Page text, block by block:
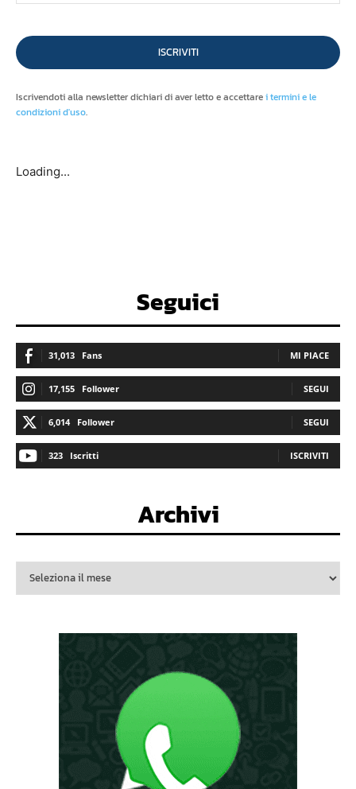
ISCRIVITI
Iscrivendoti alla newsletter dichiari di aver letto e accettarei termini e le
condizioni d'uso.
Loading...
Seguici
31,013 Fans MI PIACE
17,155 Follower SEGUI
6,014 Follower SEGUI
323 Iscritti ISCRIVITI
Archivi